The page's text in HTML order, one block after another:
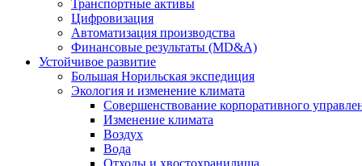
Транспортные активы
Цифровизация
Автоматизация производства
Финансовые результаты (MD&A)
Устойчивое развитие
Большая Норильская экспедиция
Экология и изменение климата
Совершенствование корпоративного
Изменение климата
Воздух
Вода
Отходы и хвостохранилища